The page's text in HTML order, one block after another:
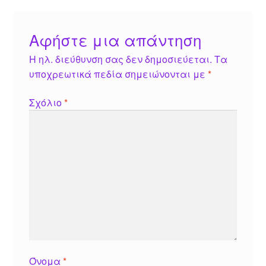
Αφήστε μια απάντηση
Η ηλ. διεύθυνση σας δεν δημοσιεύεται. Τα
υποχρεωτικά πεδία σημειώνονται με *
Σχόλιο*
Όνομα *